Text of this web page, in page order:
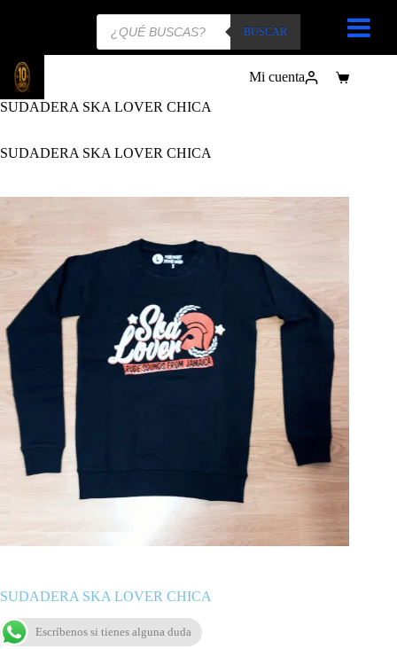
Búsqueda
BUSCAR
Mi cuenta
Carro
SUDADERA SKA LOVER CHICA
SUDADERA SKA LOVER CHICA
SUDADERA SKA LOVER CHICA
Escríbenos si tienes alguna duda